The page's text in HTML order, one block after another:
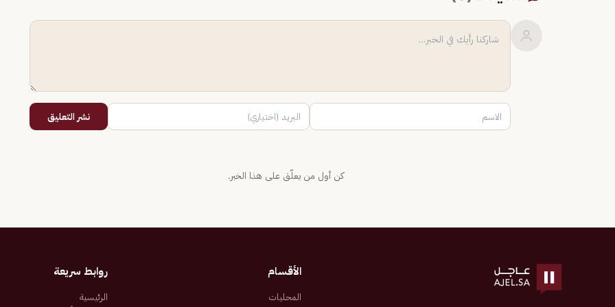
نشر التعليق
كن أول من يعلّق على هذا الخبر.
الأقسام
المحليات
روابط سريعة
الرئيسية